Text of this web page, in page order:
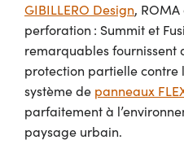
GIBILLERO Design,
perforation : Summit et
remarquables fournissent
protection partielle contre
système de panneaux
parfaitement à
paysage urbain.